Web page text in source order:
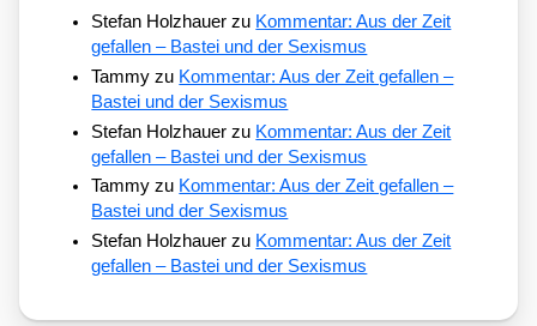
Stefan Holzhauer zu Kommentar: Aus der Zeit
gefallen – Bastei und der Sexismus
Tammy zu Kommentar: Aus der Zeit gefallen –
Bastei und der Sexismus
Stefan Holzhauer zu Kommentar: Aus der Zeit
gefallen – Bastei und der Sexismus
Tammy zu Kommentar: Aus der Zeit gefallen –
Bastei und der Sexismus
Stefan Holzhauer zu Kommentar: Aus der Zeit
gefallen – Bastei und der Sexismus